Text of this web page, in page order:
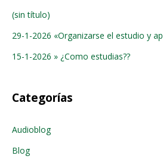
(sin título)
29-1-2026 «Organizarse el estudio y
15-1-2026 » ¿Como estudias??
Categorías
Audioblog
Blog